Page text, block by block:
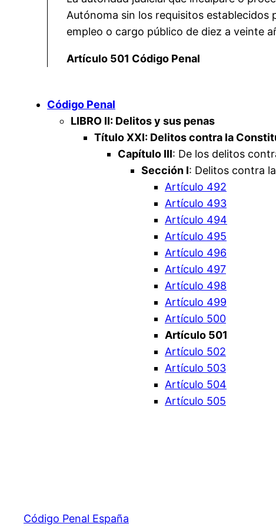
Autónoma sin los requisitos establecidos
empleo o cargo público de diez a veinte
Artículo 501 Código Penal
Código Penal
LIBRO II: Delitos y sus penas
Título XXI: Delitos contra la
Capítulo III: De los delitos
Sección I: Delitos contra
Artículo 492
Artículo 493
Artículo 494
Artículo 495
Artículo 496
Artículo 497
Artículo 498
Artículo 499
Artículo 500
Artículo 501
Artículo 502
Artículo 503
Artículo 504
Artículo 505
Código Penal España